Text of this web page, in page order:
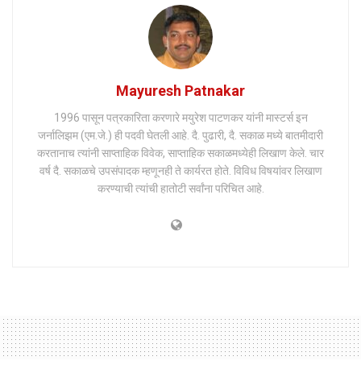
Mayuresh Patnakar
1996 पासून पत्रकारिता करणारे मयुरेश पाटणकर यांनी मास्टर्स इन
जर्नालिझम (एम.जे.) ही पदवी घेतली आहे. दै. पुढारी, दै. सकाळ मध्ये बातमीदारी
करतानाच त्यांनी साप्ताहिक विवेक, साप्ताहिक सकाळमध्येही लिखाण केले. चार
वर्ष दै. सकाळचे उपसंपादक म्हणूनही ते कार्यरत होते. विविध विषयांवर लिखाण
करण्याची त्यांची हातोटी सर्वांना परिचित आहे.